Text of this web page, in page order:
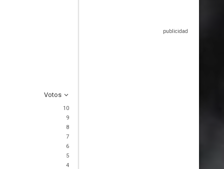
Votos
10
9
8
7
6
5
4